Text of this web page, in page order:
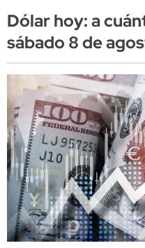
Dólar hoy: a
sábado 8 de